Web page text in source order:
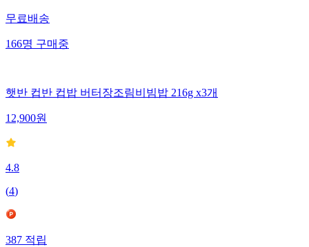
무료배송
166명 구매중
햇반 컵반 컵밥 버터장조림비빔밥 216g x3개
12,900원
4.8
(4)
387 적립